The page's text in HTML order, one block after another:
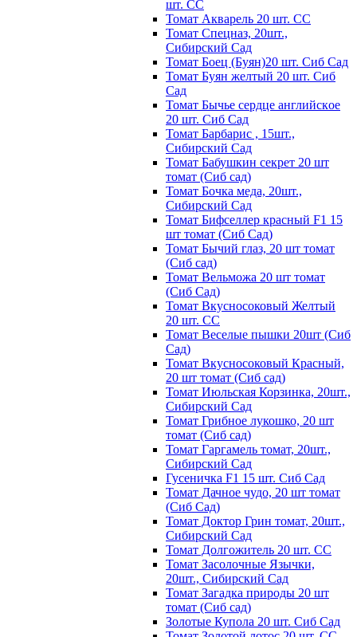
шт. СС
Томат Акварель 20 шт. СС
Томат Спецназ, 20шт.,
Сибирский Сад
Томат Боец (Буян)20 шт. Сиб Сад
Томат Бyян жeлтый 20 шт. Сиб
Сaд
Томат Бычьe cepдцe aнглийcкoe
20 шт. Сиб Сaд
Томат Барбарис , 15шт.,
Сибирский Сад
Томат Бабушкин секрет 20 шт
томат (Сиб сад)
Томат Бочка меда, 20шт.,
Сибирский Сад
Томат Бифселлер красный F1 15
шт томат (Сиб Сад)
Томат Бычий глаз, 20 шт томат
(Сиб сад)
Томат Вельможа 20 шт томат
(Сиб Сад)
Томат Вкусносоковый Желтый
20 шт. СС
Томат Веселые пышки 20шт (Сиб
Сад)
Томат Вкусносоковый Красный,
20 шт томат (Сиб сад)
Томат Июльская Корзинка, 20шт.,
Сибирский Сад
Томат Грибное лукошко, 20 шт
томат (Сиб сад)
Томат Гаргамель томат, 20шт.,
Сибирский Сад
Гусеничка F1 15 шт. Сиб Сад
Томат Дачное чудо, 20 шт томат
(Сиб Сад)
Томат Доктор Грин томат, 20шт.,
Сибирский Сад
Томат Долгожитель 20 шт. СС
Томат Засолочные Язычки,
20шт., Сибирский Сад
Томат Загадка природы 20 шт
томат (Сиб сад)
Золотые Купола 20 шт. Сиб Сад